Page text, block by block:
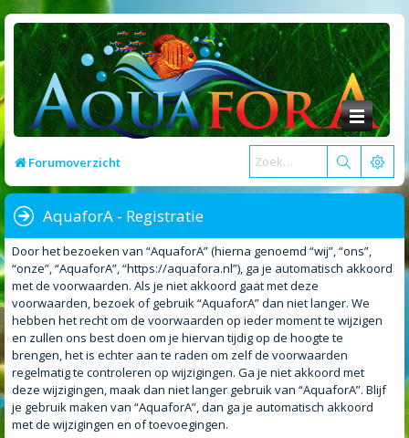
Forumoverzicht
AquaforA - Registratie
Door het bezoeken van “AquaforA” (hierna genoemd “wij”, “ons”,
“onze”, “AquaforA”, “https://aquafora.nl”), ga je automatisch akkoord
met de voorwaarden. Als je niet akkoord gaat met deze
voorwaarden, bezoek of gebruik “AquaforA” dan niet langer. We
hebben het recht om de voorwaarden op ieder moment te wijzigen
en zullen ons best doen om je hiervan tijdig op de hoogte te
brengen, het is echter aan te raden om zelf de voorwaarden
regelmatig te controleren op wijzigingen. Ga je niet akkoord met
deze wijzigingen, maak dan niet langer gebruik van “AquaforA”. Blijf
je gebruik maken van “AquaforA”, dan ga je automatisch akkoord
met de wijzigingen en of toevoegingen.